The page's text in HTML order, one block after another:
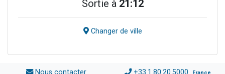
Sortie à 21:12
Changer de ville
Nous contacter +33.1.80.20.5000 France